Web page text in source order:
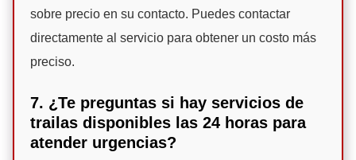
sobre precio en su contacto. Puedes contactar
directamente al servicio para obtener un costo más
preciso.
7. ¿Te preguntas si hay servicios de
trailas disponibles las 24 horas para
atender urgencias?